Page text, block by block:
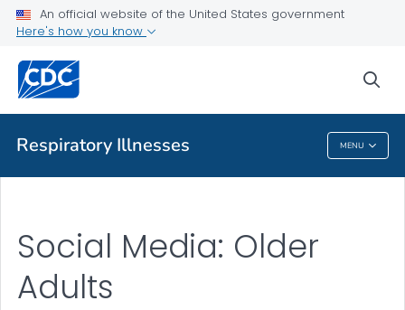
An official website of the United States government
Here's how you know
Respiratory Illnesses MENU
Communication Toolkit
Related Topics
Respiratory Illnesses
Social Media: Older
Adults